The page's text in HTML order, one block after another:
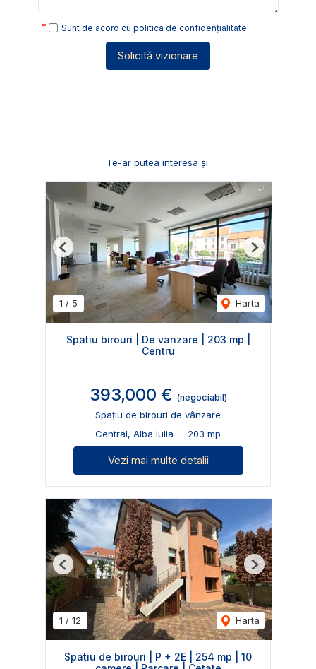
Sunt de acord cu politica de confidențialitate
Solicită vizionare
Te-ar putea interesa și:
1 / 5 Harta
Previous Next
Spatiu birouri | De vanzare | 203 mp |
Centru
393,000 € (negociabil)
Spațiu de birouri de vânzare
Central, Alba Iulia
203 mp
Vezi mai multe detalii
1 / 12 Harta
Previous Next
Spatiu de birouri | P + 2E | 254 mp | 10